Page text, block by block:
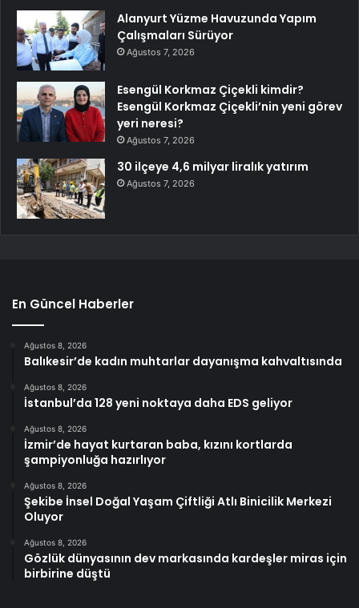
Alanyurt Yüzme Havuzunda Yapım
Çalışmaları Sürüyor
Ağustos 7, 2026
Esengül Korkmaz Çiçekli kimdir?
Esengül Korkmaz Çiçekli’nin yeni görev
yeri neresi?
Ağustos 7, 2026
30 ilçeye 4,6 milyar liralık yatırım
Ağustos 7, 2026
En Güncel Haberler
Ağustos 8, 2026
Balıkesir’de kadın muhtarlar dayanışma kahvaltısında
Ağustos 8, 2026
İstanbul’da 128 yeni noktaya daha EDS geliyor
Ağustos 8, 2026
İzmir’de hayat kurtaran baba, kızını kortlarda
şampiyonluğa hazırlıyor
Ağustos 8, 2026
Şekibe İnsel Doğal Yaşam Çiftliği Atlı Binicilik Merkezi
Oluyor
Ağustos 8, 2026
Gözlük dünyasının dev markasında kardeşler miras için
birbirine düştü